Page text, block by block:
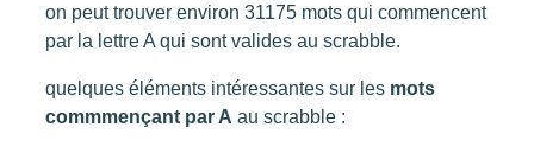
Tricher au Scrabble
Commençant par
on peut trouver environ 31175 mots qui commencent
par la lettre A qui sont valides au scrabble.
quelques éléments intéressantes sur les mots
commmençant par A au scrabble :